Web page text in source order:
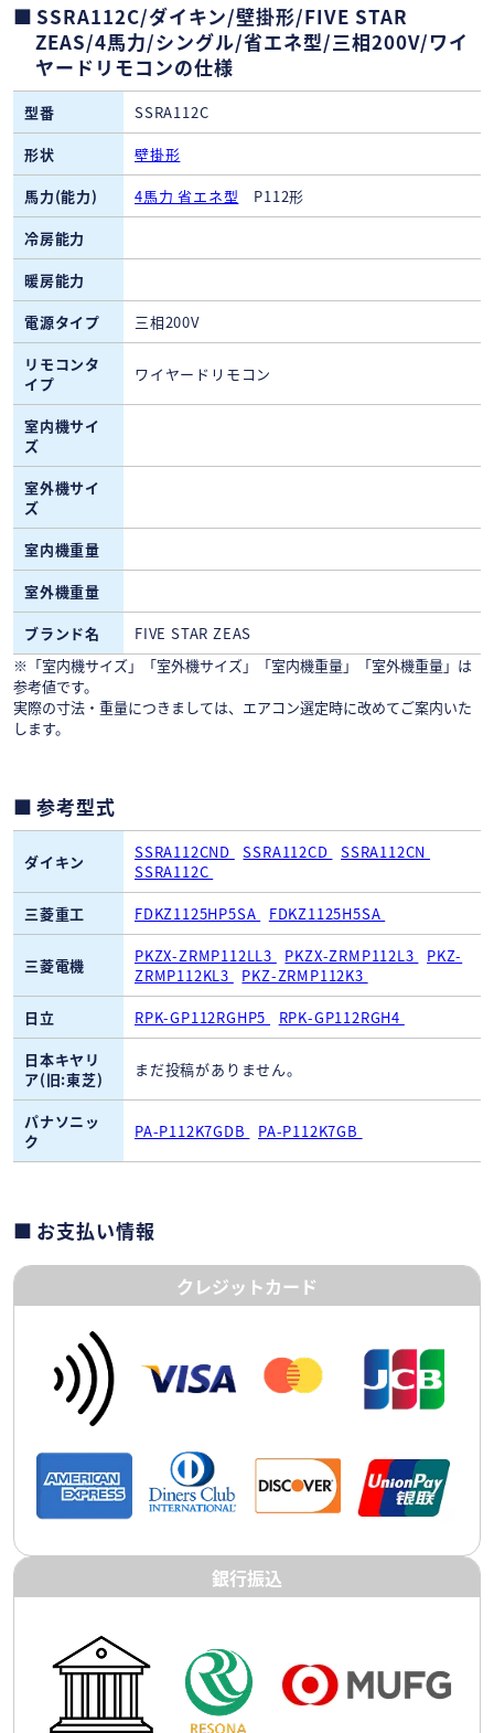
SSRA112C/ダイキン/壁掛形/FIVE STAR
ZEAS/4馬力/シングル/省エネ型/三相200V/ワイ
ヤードリモコンの仕様
型番
SSRA112C
形状
壁掛形
馬力(能力)
4馬力 省エネ型 P112形
冷房能力
暖房能力
電源タイプ
三相200V
リモコンタ
イプ
ワイヤードリモコン
室内機サイ
ズ
室外機サイ
ズ
室内機重量
室外機重量
ブランド名
FIVE STAR ZEAS
※「室内機サイズ」「室外機サイズ」「室内機重量」「室外機重量」は
参考値です。
実際の寸法・重量につきましては、エアコン選定時に改めてご案内いた
します。
参考型式
ダイキン SSRA112CND SSRA112CD
SSRA112CN
SSRA112C
三菱重工
FDKZ1125HP5SA FDKZ1125H5SA
三菱電機 PKZX-ZRMP112LL3 PKZX-ZRMP112L3
PKZ-
ZRMP112KL3
PKZ-ZRMP112K3
日立
RPK-GP112RGHP5
RPK-GP112RGH4
日本キヤリ
ア(旧:東芝)
まだ投稿がありません。
パナソニッ
ク
PA-P112K7GDB PA-P112K7GB
お支払い情報
クレジットカード
銀行振込